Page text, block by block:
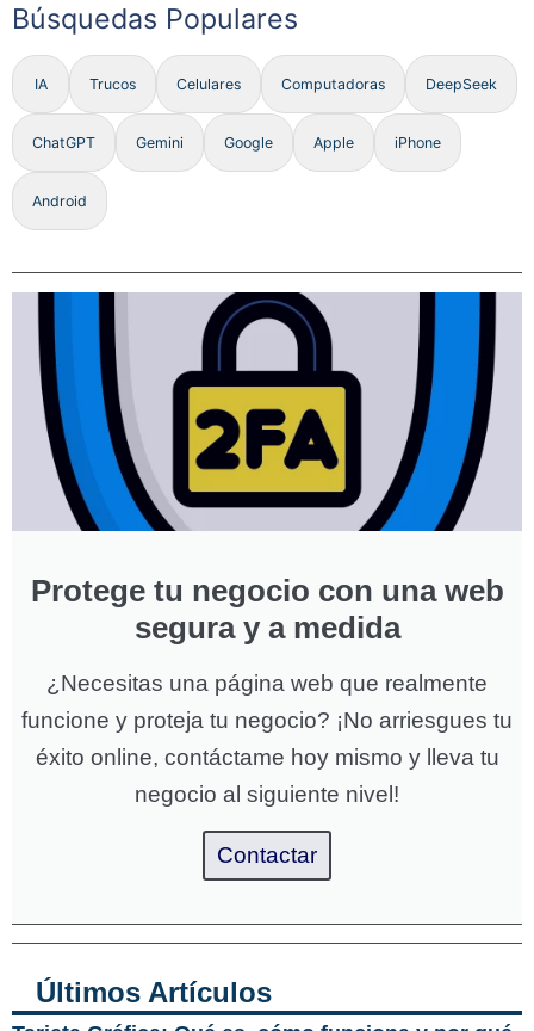
Búsquedas Populares
IA Trucos Celulares Computadoras DeepSeek
ChatGPT Gemini Google Apple iPhone
Android
Protege tu negocio con una web
segura y a medida
¿Necesitas una página web que realmente
funcione y proteja tu negocio? ¡No arriesgues tu
éxito online, contáctame hoy mismo y lleva tu
negocio al siguiente nivel!
Contactar
Últimos Artículos